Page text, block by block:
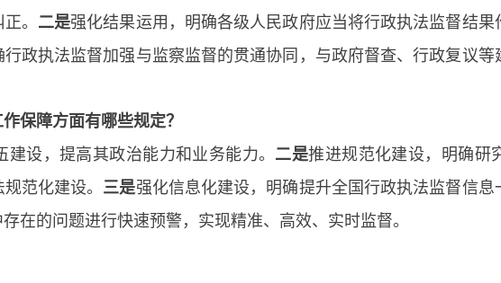
。 二是强化结果运用，明确各级人民政府应当将行政执法监督结
政执法监督加强与监察监督的贯通协同，与政府督查、行政复议
保障方面有哪些规定？
设，提高其政治能力和业务能力。 二是推进规范化建设，明确研
范化建设。 三是强化信息化建设，明确提升全国行政执法监督信
在的问题进行快速预警，实现精准、高效、实时监督。